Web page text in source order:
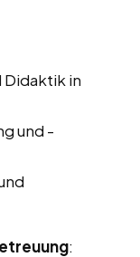
Didaktik in
und -
: